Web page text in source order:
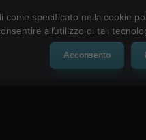
Social Network
specificato nella
all’utilizzo di tali
Acconsento